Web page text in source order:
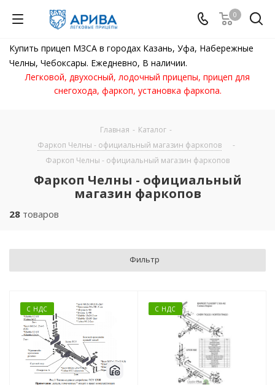
0
Купить прицеп МЗСА в городах Казань, Уфа, Набережные
Челны, Чебоксары. Ежедневно, В наличии.
Легковой, двухосный, лодочный прицепы, прицеп для
снегохода, фаркоп, установка фаркопа.
Главная - Каталог -
Фаркоп Челны - официальный магазин фаркопов
-
Фаркоп Челны - официальный магазин фаркопов
Фаркоп Челны - официальный
магазин фаркопов
28 товаров
Фильтр
С НДС С НДС